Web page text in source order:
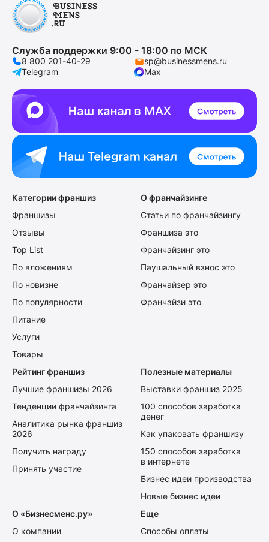
Служба поддержки 9:00 - 18:00 по МСК
8 800 201-40-29
sp@businessmens.ru
Telegram
Max
Категории франшиз
Франшизы
Отзывы
Top List
По вложениям
По новизне
По популярности
Питание
Услуги
Товары
О франчайзинге
Статьи по франчайзингу
Франшиза это
Франчайзинг это
Паушальный взнос это
Франчайзер это
Франчайзи это
Рейтинг франшиз
Лучшие франшизы 2026
Тенденции франчайзинга
Аналитика рынка франшиз
2026
Получить награду
Принять участие
Полезные материалы
Выставки франшиз 2025
100 способов заработка
денег
Как упаковать франшизу
150 способов заработка
в интернете
Бизнес идеи производства
Новые бизнес идеи
О «Бизнесменс.ру»
О компании
Еще
Способы оплаты